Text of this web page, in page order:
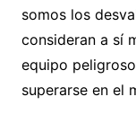
somos los
consideran a sí
equipo
superarse en el